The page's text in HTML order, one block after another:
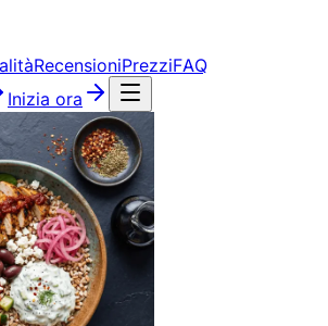
RecensioniPrezziFAQ
Inizia ora